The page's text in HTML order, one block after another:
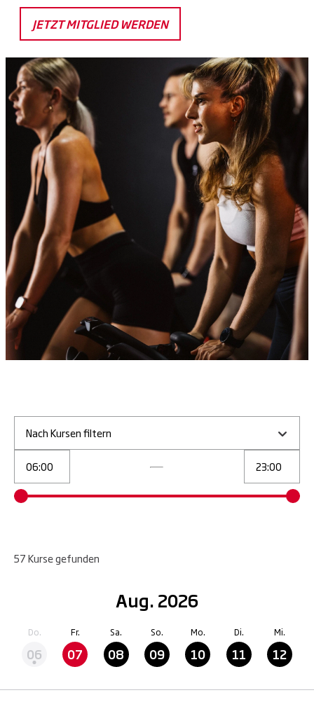
JETZT MITGLIED WERDEN
Nach Kursen filtern
57Kursegefunden
Aug. 2026
Do.
06
Fr.
07
Sa.
08
So.
09
Mo.
10
Di.
11
Mi.
12